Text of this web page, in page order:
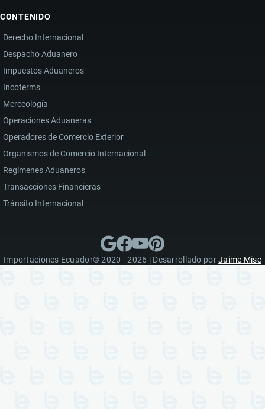
CONTENIDO
Derecho Internacional
Despacho Aduanero
Impuestos Aduaneros
Incoterms
Merceología
Operaciones Aduaneras
Operadores de Comercio Exterior
Organismos de Comercio Internacional
Regímenes Aduaneros
Transacciones Financieras
Tránsito Internacional
Importaciones Ecuador© 2020 - 2026 | Desarrollado porJaime Mise